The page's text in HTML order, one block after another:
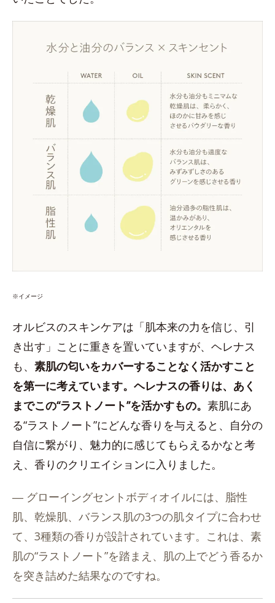
※イメージ
オルビスのスキンケアは「肌本来の力を信じ、引
き出す」ことに重きを置いていますが、ヘレナス
も、 素肌の匂いをカバーすることなく活かすこと
を第一に考えています。ヘレナスの香りは、あく
までこの“ラストノート”を活かすもの。 素肌にあ
る“ラストノート”にどんな香りを与えると、自分の
自信に繋がり、魅力的に感じてもらえるかなと考
え、香りのクリエイションに入りました。
― グローイングセントボディオイルには、脂性
肌、乾燥肌、バランス肌の3つの肌タイプに合わせ
て、3種類の香りが設計されています。これは、素
肌の“ラストノート”を踏まえ、肌の上でどう香るか
を突き詰めた結果なのですね。